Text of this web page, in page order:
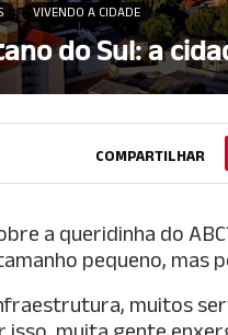
VIVENDO A CIDADE
do Sul: a
COMPARTILHAR
a queridinha do
pequeno, mas
muitos